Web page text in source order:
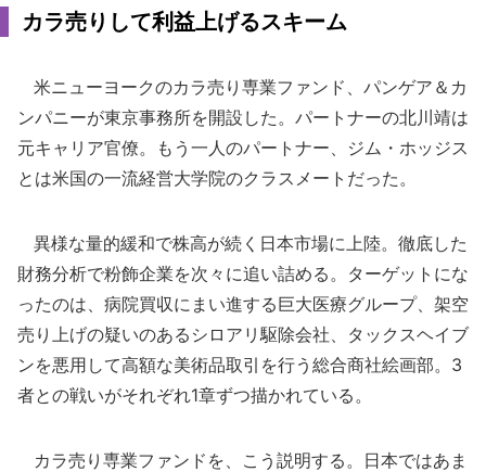
カラ売りして利益上げるスキーム
米ニューヨークのカラ売り専業ファンド、パンゲア＆カ
ンパニーが東京事務所を開設した。パートナーの北川靖は
元キャリア官僚。もう一人のパートナー、ジム・ホッジス
とは米国の一流経営大学院のクラスメートだった。
異様な量的緩和で株高が続く日本市場に上陸。徹底した
財務分析で粉飾企業を次々に追い詰める。ターゲットにな
ったのは、病院買収にまい進する巨大医療グループ、架空
売り上げの疑いのあるシロアリ駆除会社、タックスヘイブ
ンを悪用して高額な美術品取引を行う総合商社絵画部。3
者との戦いがそれぞれ1章ずつ描かれている。
カラ売り専業ファンドを、こう説明する。日本ではあま